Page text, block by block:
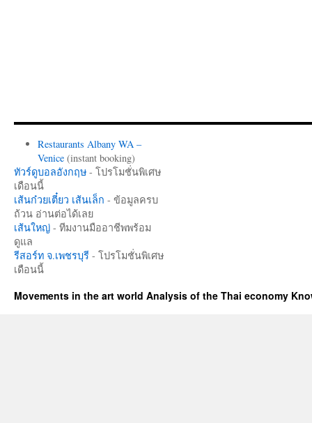
Restaurants Albany WA –
Venice(instant booking)
ทัวร์ดูบอลอังกฤษ - โปรโมชั่นพิเศษ
เดือนนี้
เส้นก๋วยเตี๋ยว เส้นเล็ก - ข้อมูลครบ
ถ้วน อ่านต่อได้เลย
เส้นใหญ่ - ทีมงานมืออาชีพพร้อม
ดูแล
รีสอร์ท จ.เพชรบุรี - โปรโมชั่นพิเศษ
เดือนนี้
Movements in the art world Analysis of the Thai economy